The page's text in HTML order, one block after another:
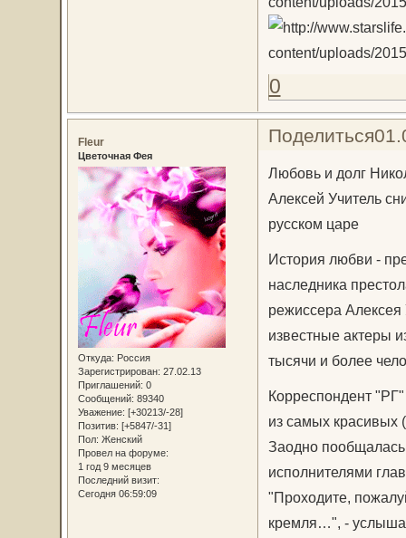
0
Поделиться
Fleur
Цветочная Фея
Откуда: Россия
Зарегистрирован: 27.02.13
Приглашений: 0
Сообщений: 89340
Уважение: [+30213/-28]
Позитив: [+5847/-31]
Пол: Женский
Провел на форуме:
1 год 9 месяцев
Последний визит:
Сегодня 06:59:09
Любовь и долг
Алексей Учитель
русском царе
История любви -
наследника
режиссера
известные актеры
тысячи и более
Корреспондент
из самых красивых
Заодно пообщалась
исполнителями
"Проходите,
кремля…", -